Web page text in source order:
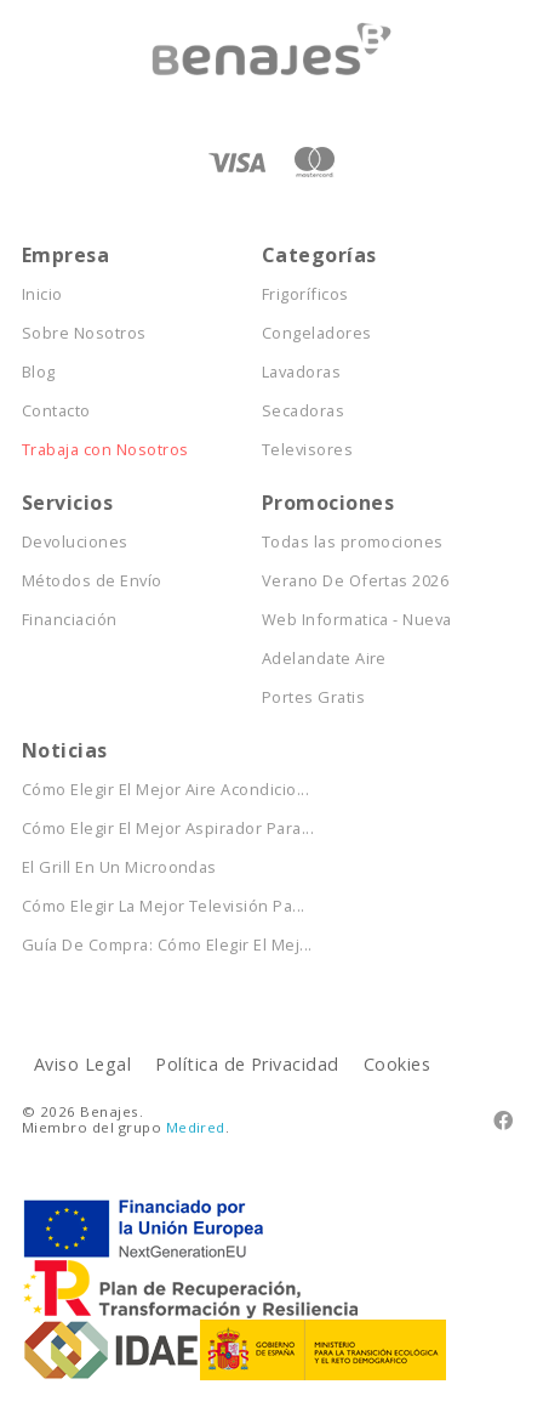
Empresa
Inicio
Sobre Nosotros
Blog
Contacto
Trabaja con Nosotros
Categorías
Frigoríficos
Congeladores
Lavadoras
Secadoras
Televisores
Servicios
Devoluciones
Métodos de Envío
Financiación
Promociones
Todas las promociones
Verano De Ofertas 2026
Web Informatica - Nueva
Adelandate Aire
Portes Gratis
Noticias
Cómo Elegir El Mejor Aire Acondicio...
Cómo Elegir El Mejor Aspirador Para...
El Grill En Un Microondas
Cómo Elegir La Mejor Televisión Pa...
Guía De Compra: Cómo Elegir El Mej...
Aviso Legal Política de Privacidad Cookies

© 2026 Benajes.
Miembro del grupo Medired